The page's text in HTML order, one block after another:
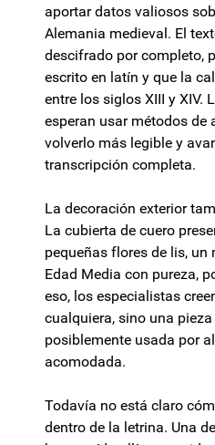
aportar datos valiosos
Alemania medieval. El
descifrado por completo,
escrito en latín y que la
entre los siglos XIII y XIV.
esperan usar métodos de
volverlo más legible y
transcripción completa.
La decoración exterior
La cubierta de cuero
pequeñas flores de lis,
Edad Media con pureza,
eso, los especialistas
cualquiera, sino una
posiblemente usada por
acomodada.
Todavía no está claro
dentro de la letrina. Una